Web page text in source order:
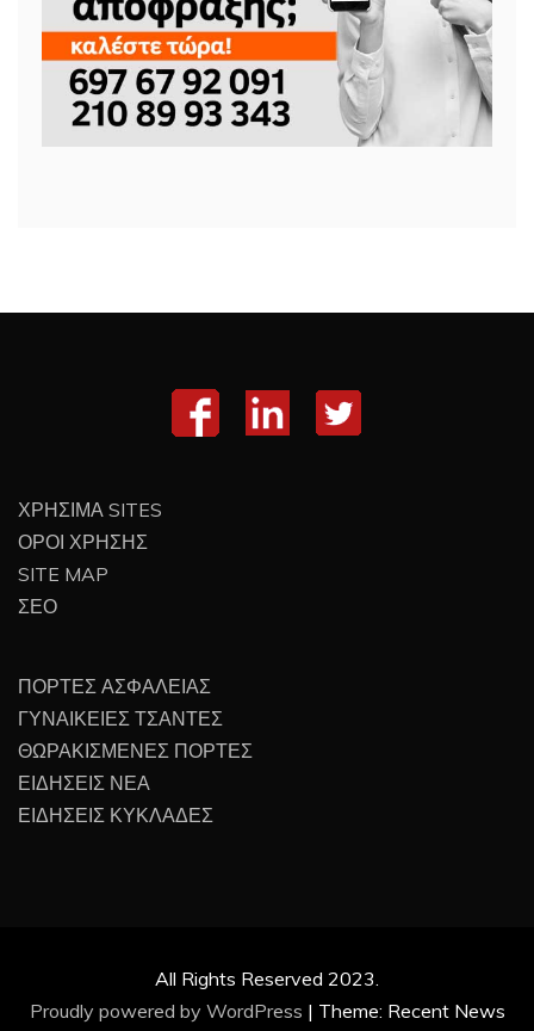
ΧΡΗΣΙΜΑ SITES
ΟΡΟΙ ΧΡΗΣΗΣ
SITE MAP
ΣΕΟ
ΠΟΡΤΕΣ ΑΣΦΑΛΕΙΑΣ
ΓΥΝΑΙΚΕΙΕΣ ΤΣΑΝΤΕΣ
ΘΩΡΑΚΙΣΜΕΝΕΣ ΠΟΡΤΕΣ
ΕΙΔΗΣΕΙΣ ΝΕΑ
ΕΙΔΗΣΕΙΣ ΚΥΚΛΑΔΕΣ
All Rights Reserved 2023.
Proudly powered by WordPress | Theme: Recent News